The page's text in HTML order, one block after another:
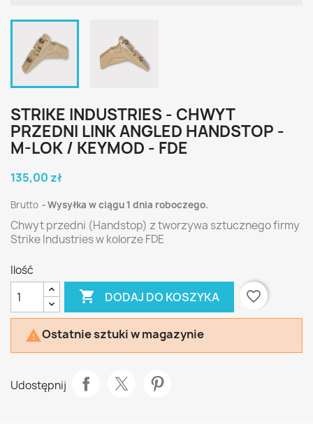
STRIKE INDUSTRIES - CHWYT
PRZEDNI LINK ANGLED HANDSTOP -
M-LOK / KEYMOD - FDE
135,00 zł
Brutto Wysyłka w ciągu 1 dnia roboczego.
Chwyt przedni (Handstop) z tworzywa sztucznego firmy
Strike Industries w kolorze FDE
Ilość
 DODAJ DO KOSZYKA favorite_border
Ostatnie sztuki w magazynie
Udostępnij